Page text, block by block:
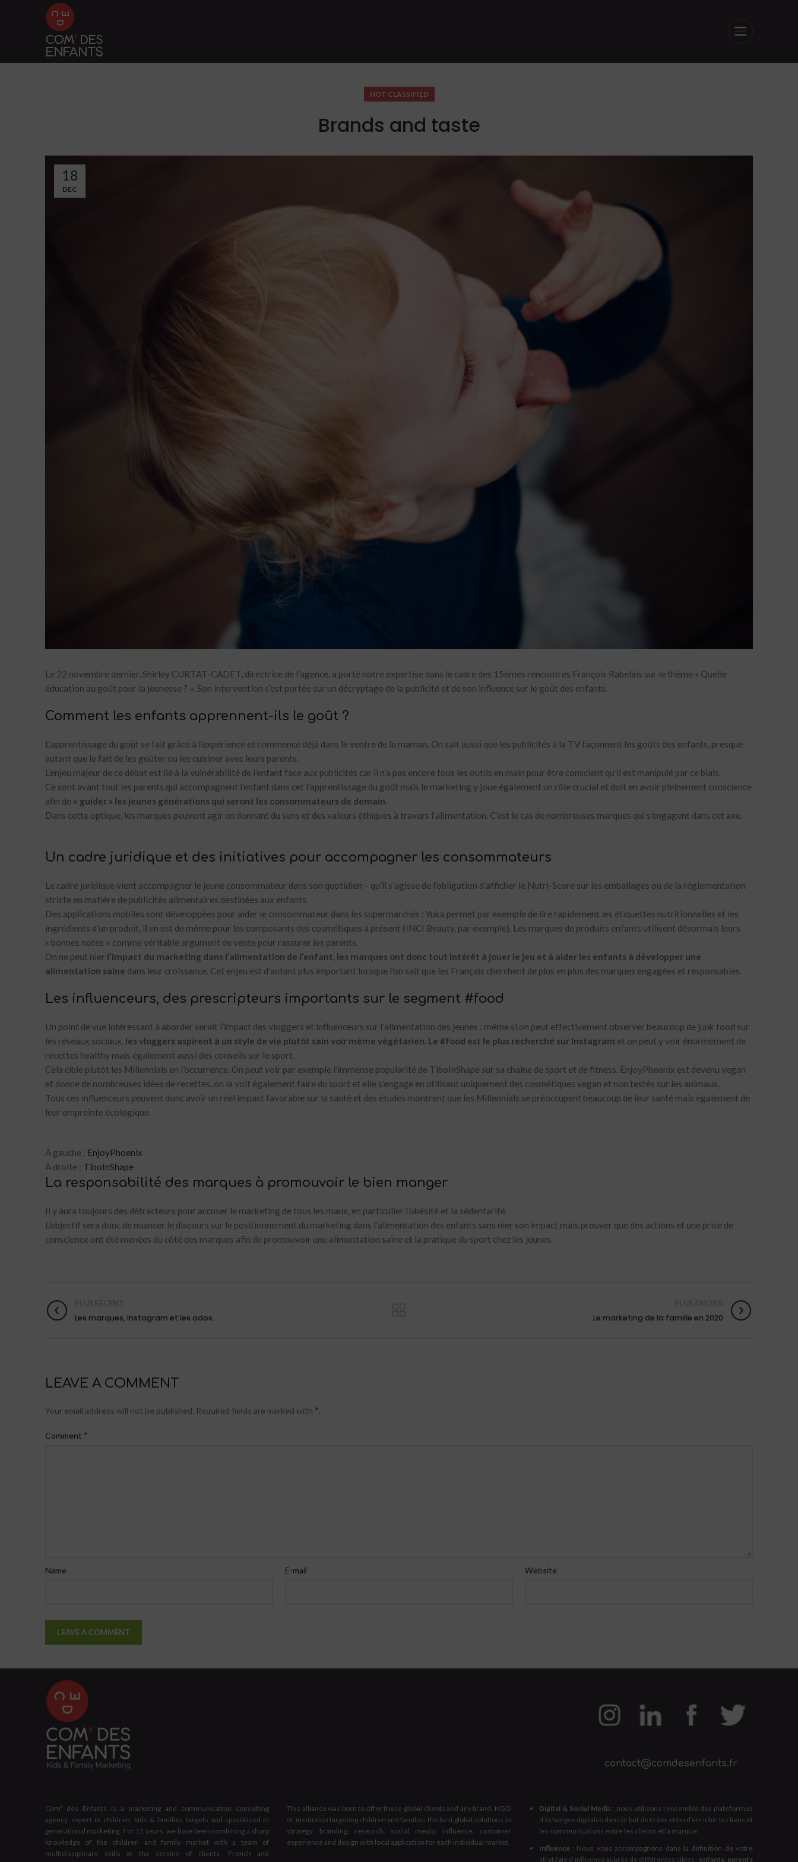
NOT CLASSIFIED
Brands and taste
18
DEC
Le 22 novembre dernier, Shirley CURTAT-CADET, directrice de l’agence, a porté notre expertise dans le cadre des 15èmes rencontres François Rabelais sur le thème « Quelle
éducation au goût pour la jeunesse ? ». Son intervention s’est portée sur un décryptage de la publicité et de son influence sur le goût des enfants.
Comment les enfants apprennent-ils le goût ?
L’apprentissage du goût se fait grâce à l’expérience et commence déjà dans le ventre de la maman. On sait aussi que les publicités à la TV façonnent les goûts des enfants, presque
autant que le fait de les goûter ou les cuisiner avec leurs parents.
L’enjeu majeur de ce débat est lié à la vulnérabilité de l’enfant face aux publicités car il n’a pas encore tous les outils en main pour être conscient qu’il est manipulé par ce biais.
Ce sont avant tout les parents qui accompagnent l’enfant dans cet l’apprentissage du goût mais le marketing y joue également un rôle crucial et doit en avoir pleinement conscience
afin de « guider » les jeunes générations qui seront les consommateurs de demain.
Dans cette optique, les marques peuvent agir en donnant du sens et des valeurs éthiques à travers l’alimentation. C’est le cas de nombreuses marques qui s’engagent dans cet axe.
Un cadre juridique et des initiatives pour accompagner les consommateurs
Le cadre juridique vient accompagner le jeune consommateur dans son quotidien – qu’il s’agisse de l’obligation d’afficher le Nutri-Score sur les emballages ou de la réglementation
stricte en matière de publicités alimentaires destinées aux enfants.
Des applications mobiles sont développées pour aider le consommateur dans les supermarchés : Yuka permet par exemple de lire rapidement les étiquettes nutritionnelles et les
ingrédients d’un produit, il en est de même pour les composants des cosmétiques à présent (INCI Beauty, par exemple). Les marques de produits enfants utilisent désormais leurs
« bonnes notes » comme véritable argument de vente pour rassurer les parents.
On ne peut nier l’impact du marketing dans l’alimentation de l’enfant, les marques ont donc tout intérêt à jouer le jeu et à aider les enfants à développer une
alimentation saine dans leur croissance. Cet enjeu est d’autant plus important lorsque l’on sait que les Français cherchent de plus en plus des marques engagées et responsables.
Les influenceurs, des prescripteurs importants sur le segment #food
Un point de vue intéressant à aborder serait l’impact des vloggers et influenceurs sur l’alimentation des jeunes : même si on peut effectivement observer beaucoup de junk food sur
les réseaux sociaux, les vloggers aspirent à un style de vie plutôt sain voir même végétarien. Le #food est le plus recherché sur Instagram et on peut y voir énormément de
recettes healthy mais également aussi des conseils sur le sport.
Cela cible plutôt les Millennials en l’occurrence. On peut voir par exemple l’immense popularité de TiboInShape sur sa chaîne de sport et de fitness. EnjoyPheonix est devenu vegan
et donne de nombreuses idées de recettes, on la voit également faire du sport et elle s’engage en utilisant uniquement des cosmétiques vegan et non testés sur les animaux.
Tous ces influenceurs peuvent donc avoir un réel impact favorable sur la santé et des études montrent que les Millennials se préoccupent beaucoup de leur santé mais également de
leur empreinte écologique.
À gauche : EnjoyPhoenix
À droite : TiboInShape
La responsabilité des marques à promouvoir le bien manger
Il y aura toujours des détracteurs pour accuser le marketing de tous les maux, en particulier l’obésité et la sédentarité.
L’objectif sera donc de nuancer le discours sur le positionnement du marketing dans l’alimentation des enfants sans nier son impact mais prouver que des actions et une prise de
conscience ont été menées du côté des marques afin de promouvoir une alimentation saine et la pratique du sport chez les jeunes.
Les marques, Instagram et les ados. Le marketing de la famille en 2020
LEAVE A COMMENT
Your email address will not be published. Required fields are marked with *.
Comment *
Name E-mail Website
contact@comdesenfants.fr
Com' des Enfants is a marketing and communication consulting
agency, expert in children, kids & families targets and specialized in
generational marketing. For 15 years, we have been combining a sharp
knowledge of the children and family market with a team of
multidisciplinary skills at the service of clients, French and
This alliance was born to offer these global clients and any brand, NGO
or institution targeting children and families the best global solutions in
strategy, branding, research, social media, influence, customer
experience and design with local application for each individual market.
Digital & Social Media : nous utilisons l’ensemble des plateformes
d’échanges digitales dans le but de créer et/ou d’enrichir les liens et
les communications entre les clients et la marque.
Influence : Nous vous accompagnons dans la définition de votre
stratégie d’influence auprès de différentes cibles : enfants, parents